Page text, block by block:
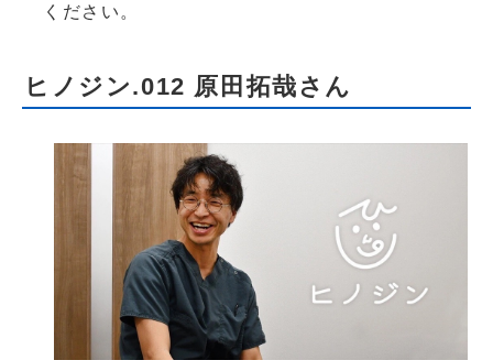
ください。
ヒノジン.012 原田拓哉さん